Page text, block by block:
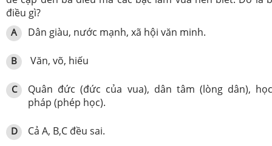
điều gì?
A Dân giàu, nước mạnh, xã hội văn minh.
B Văn, võ, hiếu
C
Quân đức (đức của vua), dân tâm (lòng dân),
pháp (phép học).
D Cả A, B,C đều sai.